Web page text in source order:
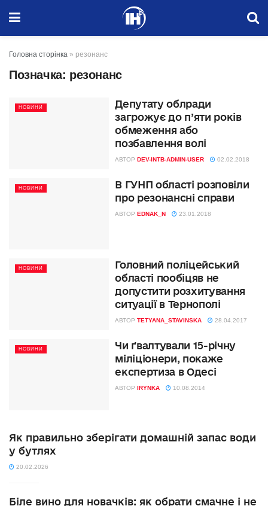
Головна сторінка » резонанс
Позначка: резонанс
НОВИНИ
Депутату облради
загрожує до п’яти років
обмеження або
позбавлення волі
АВТОР DEV-INTB-ADMIN-USER 02.02.2018
НОВИНИ
В ГУНП області розповіли
про резонансні справи
АВТОР EDNAK_N 23.01.2018
НОВИНИ
Головний поліцейський
області пообіцяв не
допустити розхитування
ситуації в Тернополі
АВТОР TETYANA_STAVINSKA 28.04.2017
НОВИНИ
Чи ґвалтували 15-річну
міліціонери, покаже
експертиза в Одесі
АВТОР IRYNKA 10.08.2014
Як правильно зберігати домашній запас води
у бутлях
20.02.2026
Біле вино для новачків: як обрати смачне і не